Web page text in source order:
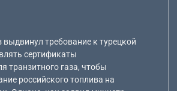
выдвинул требование к турецкой
сертификаты
транзитного газа, чтобы
российского топлива на